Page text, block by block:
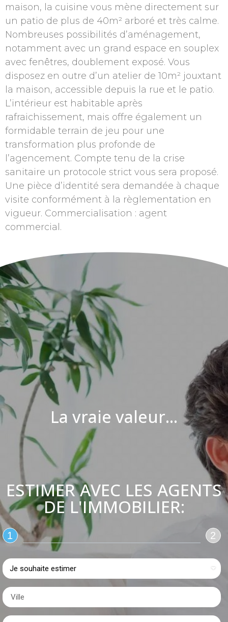
maison, la cuisine vous mène directement sur
un patio de plus de 40m² arboré et très calme.
Nombreuses possibilités d’aménagement,
notamment avec un grand espace en souplex
avec fenêtres, doublement exposé. Vous
disposez en outre d’un atelier de 10m² jouxtant
la maison, accessible depuis la rue et le patio.
L’intérieur est habitable après
rafraichissement, mais offre également un
formidable terrain de jeu pour une
transformation plus profonde de
l’agencement. Compte tenu de la crise
sanitaire un protocole strict vous sera proposé.
Une pièce d’identité sera demandée à chaque
visite conformément à la règlementation en
vigueur. Commercialisation : agent
commercial.
La vraie valeur...
ESTIMER AVEC LES AGENTS
DE L'IMMOBILIER:
1 2